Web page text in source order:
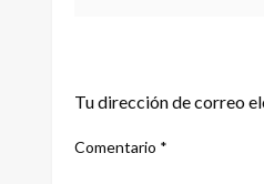
Tu dirección de correo
Comentario *